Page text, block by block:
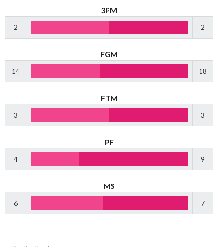
3PM
2 2
FGM
14 18
FTM
3 3
PF
4 9
MS
6 7